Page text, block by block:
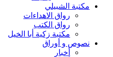
مكتبة الشبيلي
رواق الاهداءات
رواق الكتب
مكتبة زكية أبا الخيل
نصوص و أوراق
أخبار